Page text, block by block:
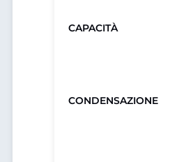
CAPACITÀ
CONDENSAZIONE